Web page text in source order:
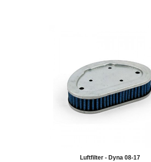
Luftfilter - Dyna 08-17